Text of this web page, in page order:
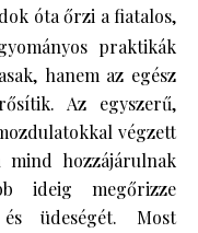
óta őrzi a fiatalos,
praktikák
hanem az egész
Az egyszerű,
végzett
hozzájárulnak
ideig megőrizze
üdeségét. Most